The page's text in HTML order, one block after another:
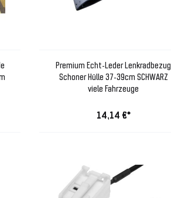
Premium Echt-Leder Lenkradbezug
Schoner Hülle 37-39cm SCHWARZ
viele Fahrzeuge
14,14 €*